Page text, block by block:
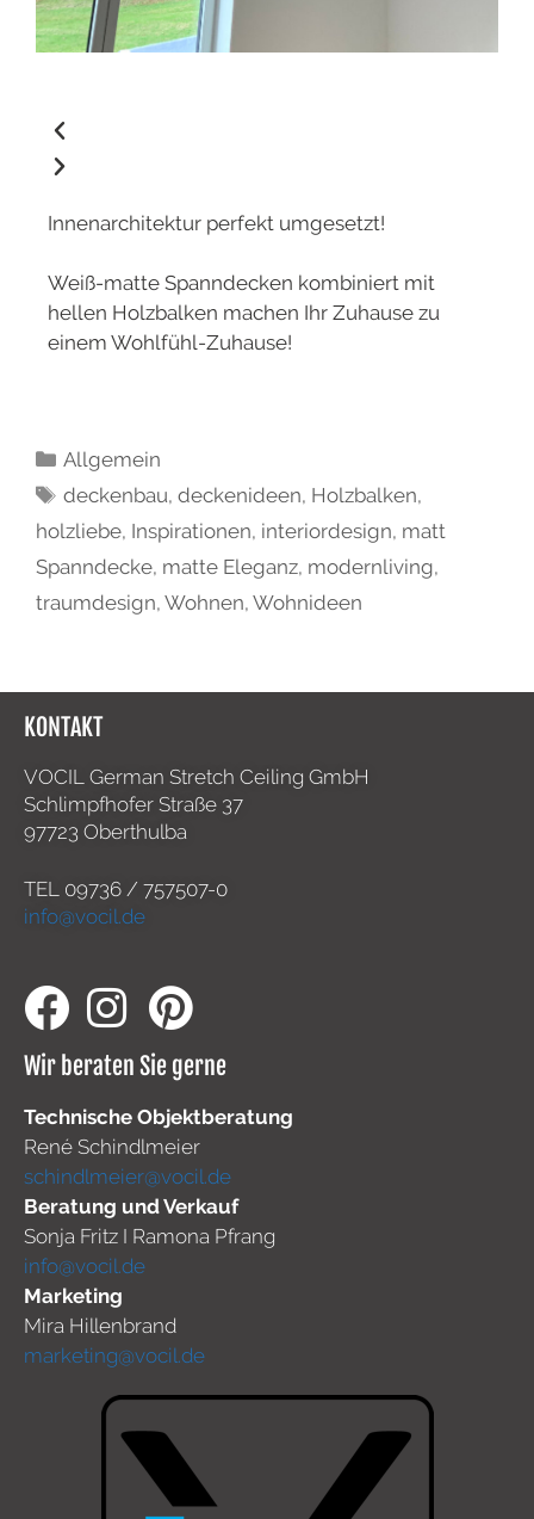
Innenarchitektur perfekt umgesetzt!
Weiß-matte Spanndecken kombiniert mit
hellen Holzbalken machen Ihr Zuhause zu
einem Wohlfühl-Zuhause!
Allgemein
deckenbau,deckenideen, Holzbalken,
holzliebe, Inspirationen, interiordesign, matt
Spanndecke, matte Eleganz, modernliving,
traumdesign, Wohnen, Wohnideen
KONTAKT
VOCIL German Stretch Ceiling GmbH
Schlimpfhofer Straße 37
97723 Oberthulba
TEL 09736 / 757507-0
info@vocil.de
Wir beraten Sie gerne
Technische Objektberatung
René Schindlmeier
schindlmeier@vocil.de
Beratung und Verkauf
Sonja Fritz I Ramona Pfrang
info@vocil.de
Marketing
Mira Hillenbrand
marketing@vocil.de